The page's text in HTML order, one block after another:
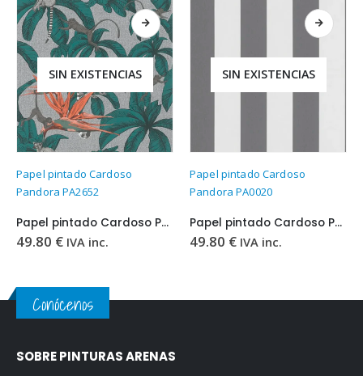
SIN EXISTENCIAS
Papel pintado Cardoso
Pandora PA2652
Papel pintado Cardoso Pandora PA2652
49.80 € IVA inc.
SIN EXISTENCIAS
Papel pintado Cardoso
Pandora PA0020
Papel pintado Cardoso Pandora PA0020
49.80 € IVA inc.
Conócenos
SOBRE PINTURAS ARENAS